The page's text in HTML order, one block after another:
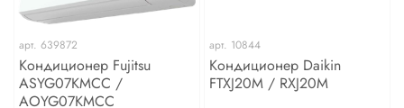
арт. 639872
Кондиционер Fujitsu
ASYG07KMCC /
AOYG07KMCC
арт. 10844
Кондиционер Daikin
FTXJ20M / RXJ20M